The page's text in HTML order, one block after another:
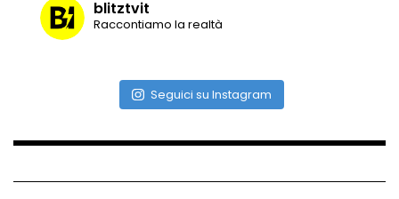
Ammiocuggino con la ruspa… finisce
blitztvit
Raccontiamo la realtà
Seguici su Instagram